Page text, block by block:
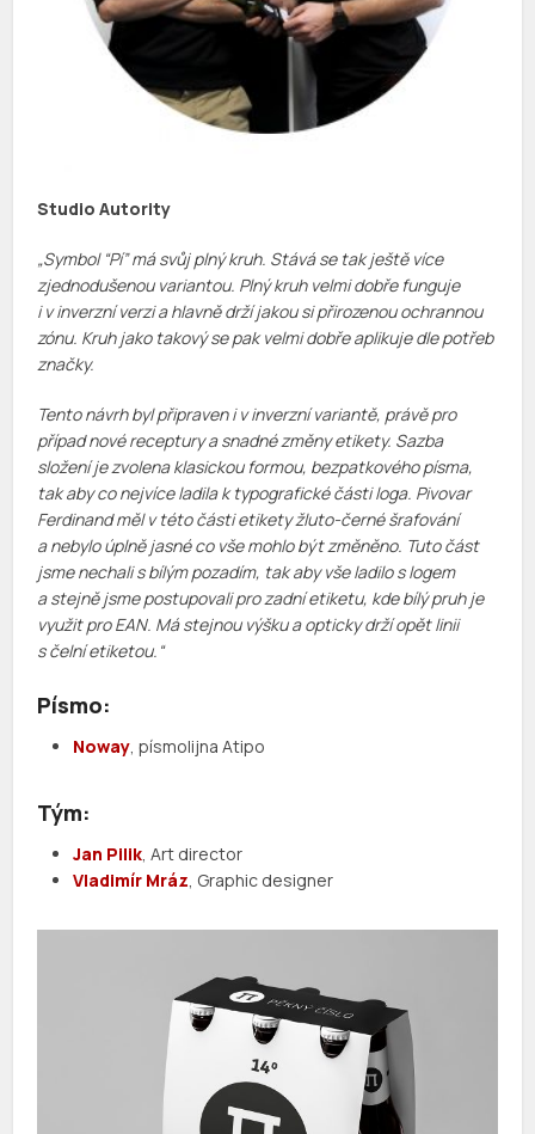
Studio Autority
„Symbol “Pí” má svůj plný kruh. Stává se tak ještě více
zjednodušenou variantou. Plný kruh velmi dobře funguje
i v inverzní verzi a hlavně drží jakou si přirozenou ochrannou
zónu. Kruh jako takový se pak velmi dobře aplikuje dle potřeb
značky.
Tento návrh byl připraven i v inverzní variantě, právě pro
případ nové receptury a snadné změny etikety. Sazba
složení je zvolena klasickou formou, bezpatkového písma,
tak aby co nejvíce ladila k typografické části loga. Pivovar
Ferdinand měl v této části etikety žluto-černé šrafování
a nebylo úplně jasné co vše mohlo být změněno. Tuto část
jsme nechali s bílým pozadím, tak aby vše ladilo s logem
a stejně jsme postupovali pro zadní etiketu, kde bílý pruh je
využit pro EAN. Má stejnou výšku a opticky drží opět linii
s čelní etiketou.“
Písmo:
Noway , písmolijna Atipo
Tým:
Jan Pilik , Art director
Vladimír Mráz , Graphic designer